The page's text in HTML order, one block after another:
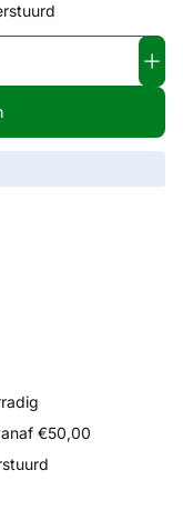
€50,00